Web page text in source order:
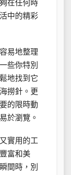
在任何時
中的精彩
易地整理
些你特別
地找到它
撈針。更
的限時動
於瀏覽。
實用的工
富和美
間時，別